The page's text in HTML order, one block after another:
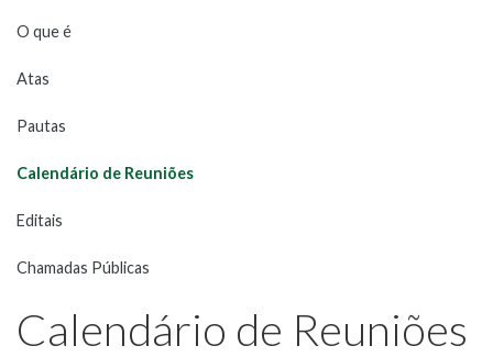
O que é
Atas
Pautas
Calendário de Reuniões
Editais
Chamadas Públicas
Calendário de Reuniões